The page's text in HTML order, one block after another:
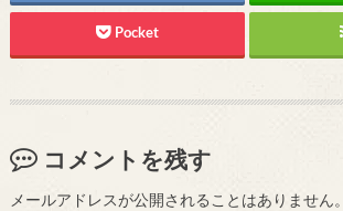
Pocket
コメントを残す
メールアドレスが公開されることはありません。